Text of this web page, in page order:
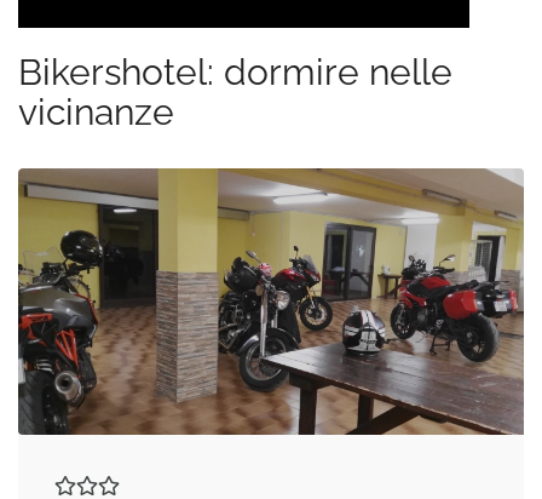
Bikershotel: dormire nelle
vicinanze